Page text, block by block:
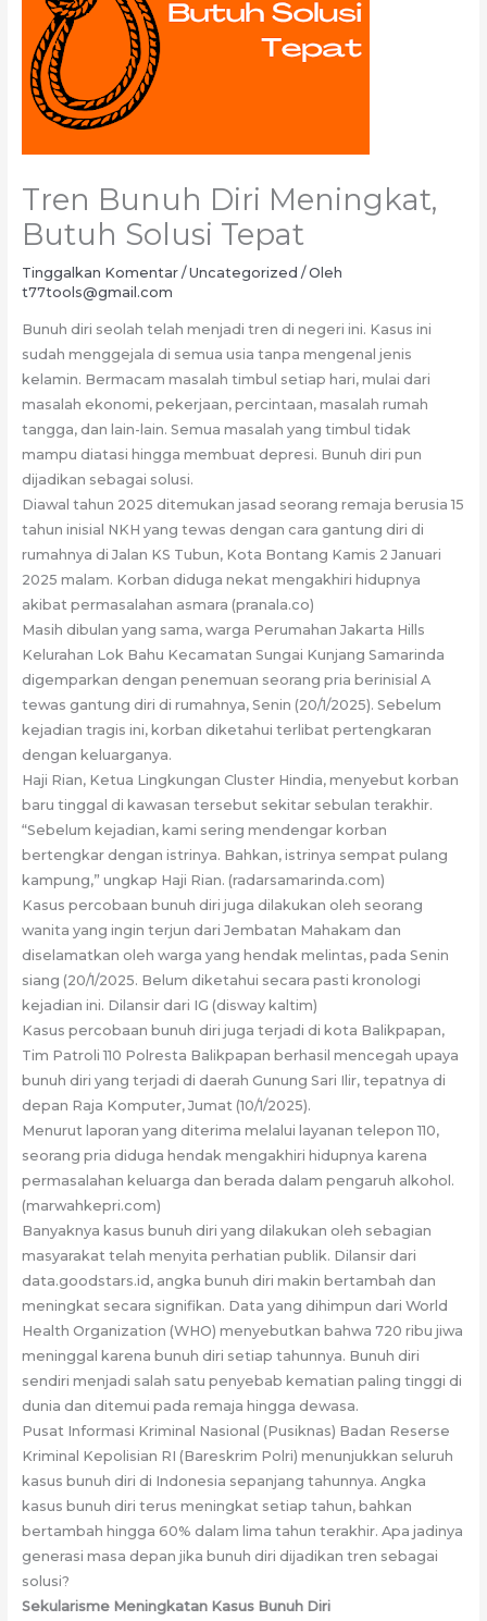
Tren Bunuh Diri Meningkat,
Butuh Solusi Tepat
Tinggalkan Komentar /Uncategorized / Oleh
t77tools@gmail.com
Bunuh diri seolah telah menjadi tren di negeri ini. Kasus ini
sudah menggejala di semua usia tanpa mengenal jenis
kelamin. Bermacam masalah timbul setiap hari, mulai dari
masalah ekonomi, pekerjaan, percintaan, masalah rumah
tangga, dan lain-lain. Semua masalah yang timbul tidak
mampu diatasi hingga membuat depresi. Bunuh diri pun
dijadikan sebagai solusi.
Diawal tahun 2025 ditemukan jasad seorang remaja berusia 15
tahun inisial NKH yang tewas dengan cara gantung diri di
rumahnya di Jalan KS Tubun, Kota Bontang Kamis 2 Januari
2025 malam. Korban diduga nekat mengakhiri hidupnya
akibat permasalahan asmara (pranala.co)
Masih dibulan yang sama, warga Perumahan Jakarta Hills
Kelurahan Lok Bahu Kecamatan Sungai Kunjang Samarinda
digemparkan dengan penemuan seorang pria berinisial A
tewas gantung diri di rumahnya, Senin (20/1/2025). Sebelum
kejadian tragis ini, korban diketahui terlibat pertengkaran
dengan keluarganya.
Haji Rian, Ketua Lingkungan Cluster Hindia, menyebut korban
baru tinggal di kawasan tersebut sekitar sebulan terakhir.
“Sebelum kejadian, kami sering mendengar korban
bertengkar dengan istrinya. Bahkan, istrinya sempat pulang
kampung,” ungkap Haji Rian. (radarsamarinda.com)
Kasus percobaan bunuh diri juga dilakukan oleh seorang
wanita yang ingin terjun dari Jembatan Mahakam dan
diselamatkan oleh warga yang hendak melintas, pada Senin
siang (20/1/2025. Belum diketahui secara pasti kronologi
kejadian ini. Dilansir dari IG (disway kaltim)
Kasus percobaan bunuh diri juga terjadi di kota Balikpapan,
Tim Patroli 110 Polresta Balikpapan berhasil mencegah upaya
bunuh diri yang terjadi di daerah Gunung Sari Ilir, tepatnya di
depan Raja Komputer, Jumat (10/1/2025).
Menurut laporan yang diterima melalui layanan telepon 110,
seorang pria diduga hendak mengakhiri hidupnya karena
permasalahan keluarga dan berada dalam pengaruh alkohol.
(marwahkepri.com)
Banyaknya kasus bunuh diri yang dilakukan oleh sebagian
masyarakat telah menyita perhatian publik. Dilansir dari
data.goodstars.id, angka bunuh diri makin bertambah dan
meningkat secara signifikan. Data yang dihimpun dari World
Health Organization (WHO) menyebutkan bahwa 720 ribu jiwa
meninggal karena bunuh diri setiap tahunnya. Bunuh diri
sendiri menjadi salah satu penyebab kematian paling tinggi di
dunia dan ditemui pada remaja hingga dewasa.
Pusat Informasi Kriminal Nasional (Pusiknas) Badan Reserse
Kriminal Kepolisian RI (Bareskrim Polri) menunjukkan seluruh
kasus bunuh diri di Indonesia sepanjang tahunnya. Angka
kasus bunuh diri terus meningkat setiap tahun, bahkan
bertambah hingga 60% dalam lima tahun terakhir. Apa jadinya
generasi masa depan jika bunuh diri dijadikan tren sebagai
solusi?
Sekularisme Meningkatan Kasus Bunuh Diri